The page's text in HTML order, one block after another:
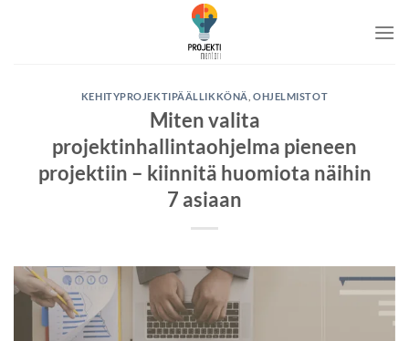
KEHITYPROJEKTIPÄÄLLIKKÖNÄ OHJELMISTOT
Miten valita
projektinhallintaohjelma pieneen
projektiin – kiinnitä huomiota näihin
7 asiaan